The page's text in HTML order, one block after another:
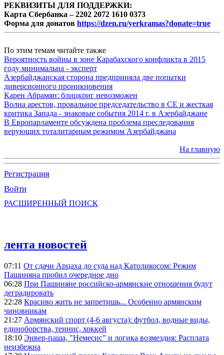
РЕКВИЗИТЫ ДЛЯ ПОДДЕРЖКИ:
Карта Сбербанка – 2202 2072 1610 0373
Форма для донатов https://dzen.ru/yerkramas?donate=true
По этим темам читайте также
Вероятность войны в зоне Карабахского конфликта в 2015
году минимальна - эксперт
Азербайджанская сторона предприняла две попытки
диверсионного проникновения
Карен Абрамян: блицкриг невозможен
Волна арестов, провальное председательство в СЕ и жесткая
критика Запада - знаковые события 2014 г. в Азербайджане
В Европарламенте обсуждена проблема преследования
верующих тоталитарным режимом Азербайджана
На главную
Регистрация
Войти
РАСШИРЕННЫЙ ПОИСК
лента новостей
07:11 От сдачи Арцаха до суда над Католикосом: Режим
Пашиняна пробил очередное дно
06:28 При Пашиняне российско-армянские отношения будут
деградировать
22:28 Красиво жить не запретишь... Особенно армянским
чиновникам
21:27 Армянский спорт (4-6 августа): футбол, водные виды,
единоборства, теннис, хоккей
18:10 Энвер-паша, "Немесис" и логика возмездия: Расплата
неизбежна